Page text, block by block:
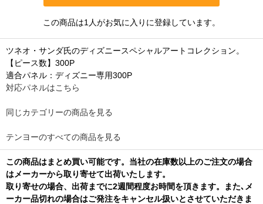
この商品は1人がお気に入りに登録しています。
ツネオ・サンダ氏のディズニースペシャルアートコレクション。
【ピース数】300P
適合パネル：ディズニー専用300P
対応パネルはこちら
同じカテゴリーの商品を見る
テンヨーのすべての商品を見る
この商品はまとめ買い可能です。当社の在庫数以上のご注文の場合
はメーカーから取り寄せて出荷いたします。
取り寄せの場合、出荷までに2週間程度お時間を頂きます。また､メ
ーカー品切れの場合はご発注をキャンセル扱いとさせていただきま